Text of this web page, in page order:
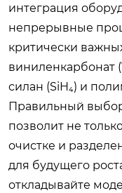
интеграция
непрерывные
критически
виниленкарбонат
силан (SiH₄) и
Правильный
позволит не
очистке и
для будущего
откладывайте